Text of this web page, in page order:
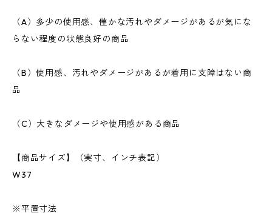
（A）多少の使用感、僅かな汚れやダメージがあるが気にな
らない程度の状態良好の商品
（B）使用感、汚れやダメージがあるが着用に支障はない商
品
（C）大きなダメージや使用感がある商品
【商品サイズ】（実寸、インチ表記）
W37
※平置寸法